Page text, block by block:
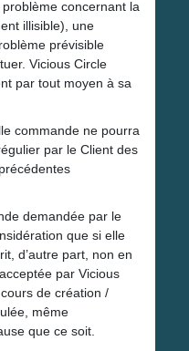
concernant la
illisible), une
prévisible
Vicious Circle
par tout moyen à sa
commande ne pourra
par le Client des
demandée par le
que si elle
d’autre part, non en
par Vicious
de création /
même
que ce soit.